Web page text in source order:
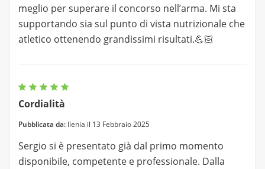
meglio per superare il concorso nell’arma. Mi sta
supportando sia sul punto di vista nutrizionale che
atletico ottenendo grandissimi risultati.💪🏻
Cordialità
Pubblicata da: Ilenia il 13 Febbraio 2025
Sergio si è presentato già dal primo momento
disponibile, competente e professionale. Dalla